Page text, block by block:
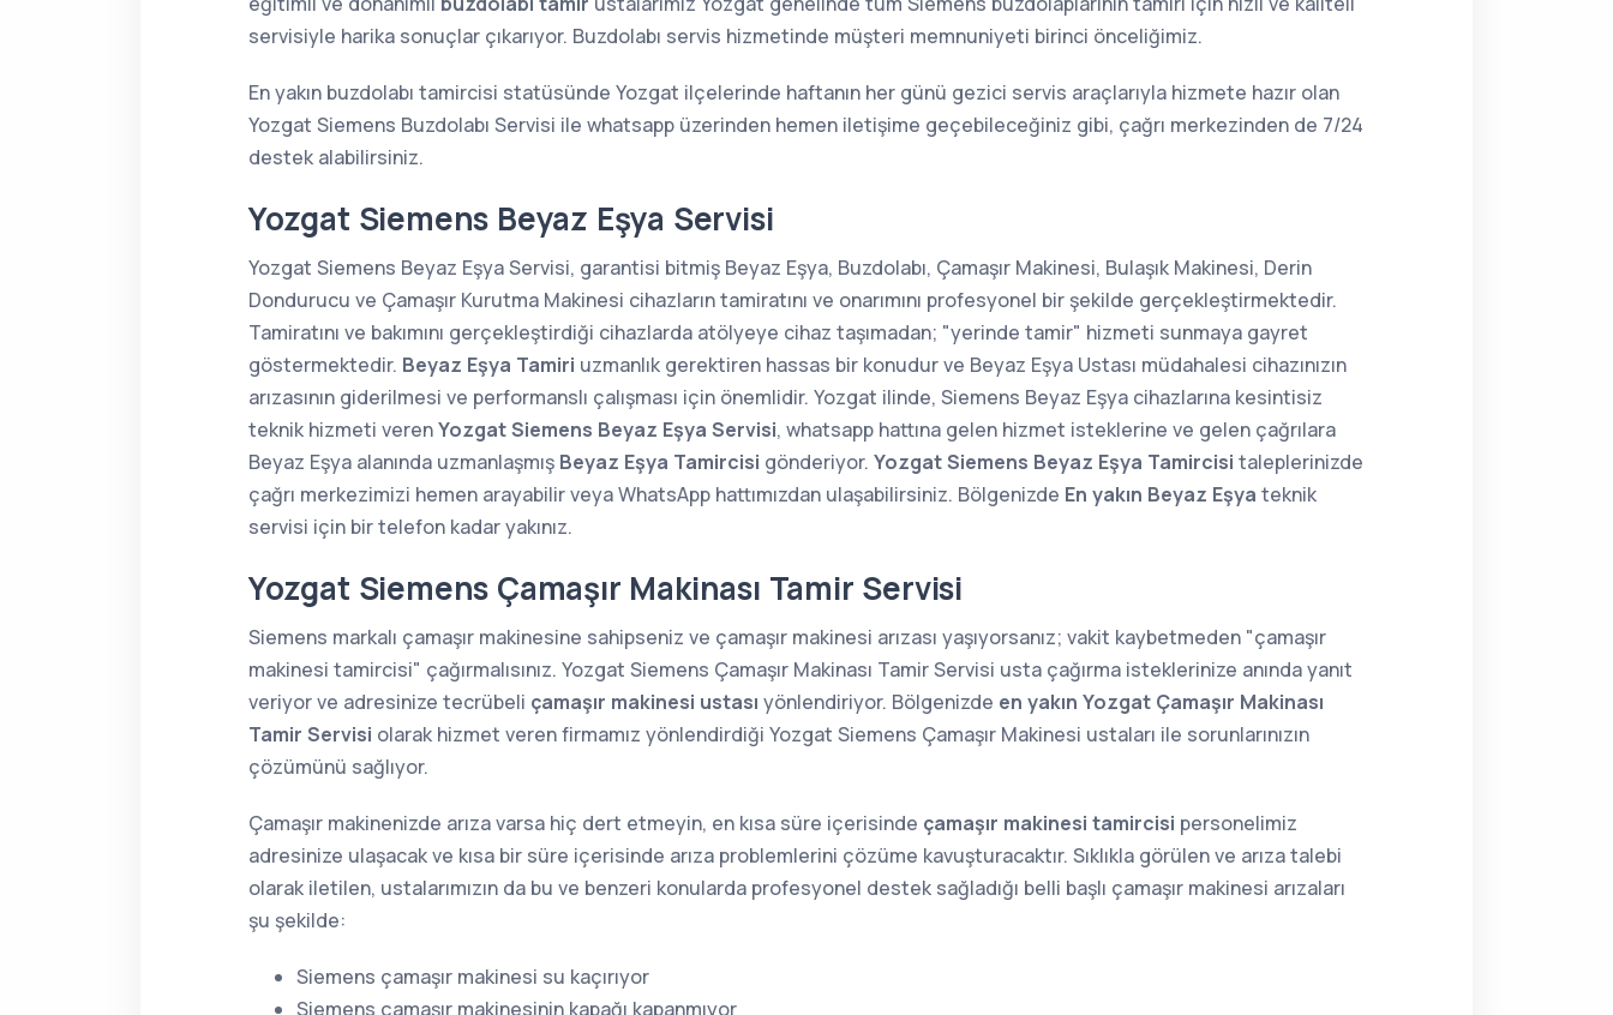
servisiyle harika sonuçlar çıkarıyor. Buzdolabı servis hizmetinde müşteri memnuniyeti birinci önceliğimiz.
En yakın buzdolabı tamircisi statüsünde Yozgat ilçelerinde haftanın her günü gezici servis araçlarıyla hizmete hazır olan
Yozgat Siemens Buzdolabı Servisi ile whatsapp üzerinden hemen iletişime geçebileceğiniz gibi, çağrı merkezinden de 7/24
destek alabilirsiniz.
Yozgat Siemens Beyaz Eşya Servisi
Yozgat Siemens Beyaz Eşya Servisi, garantisi bitmiş Beyaz Eşya, Buzdolabı, Çamaşır Makinesi, Bulaşık Makinesi, Derin
Dondurucu ve Çamaşır Kurutma Makinesi cihazların tamiratını ve onarımını profesyonel bir şekilde gerçekleştirmektedir.
Tamiratını ve bakımını gerçekleştirdiği cihazlarda atölyeye cihaz taşımadan; "yerinde tamir" hizmeti sunmaya gayret
göstermektedir. Beyaz Eşya Tamiri uzmanlık gerektiren hassas bir konudur ve Beyaz Eşya Ustası müdahalesi cihazınızın
arızasının giderilmesi ve performanslı çalışması için önemlidir. Yozgat ilinde, Siemens Beyaz Eşya cihazlarına kesintisiz
teknik hizmeti verenYozgat Siemens Beyaz Eşya Servisi, whatsapp hattına gelen hizmet isteklerine ve gelen çağrılara
Beyaz Eşya alanında uzmanlaşmış Beyaz Eşya Tamircisi gönderiyor. Yozgat Siemens Beyaz Eşya Tamircisi taleplerinizde
çağrı merkezimizi hemen arayabilir veya WhatsApp hattımızdan ulaşabilirsiniz. Bölgenizde En yakın Beyaz Eşya teknik
servisi için bir telefon kadar yakınız.
Yozgat Siemens Çamaşır Makinası Tamir Servisi
Siemens markalı çamaşır makinesine sahipseniz ve çamaşır makinesi arızası yaşıyorsanız; vakit kaybetmeden "çamaşır
makinesi tamircisi" çağırmalısınız. Yozgat Siemens Çamaşır Makinası Tamir Servisi usta çağırma isteklerinize anında yanıt
veriyor ve adresinize tecrübeli çamaşır makinesi ustası yönlendiriyor. Bölgenizde en yakın Yozgat Çamaşır Makinası
Tamir Servisi olarak hizmet veren firmamız yönlendirdiği Yozgat Siemens Çamaşır Makinesi ustaları ile sorunlarınızın
çözümünü sağlıyor.
Çamaşır makinenizde arıza varsa hiç dert etmeyin, en kısa süre içerisinde çamaşır makinesi tamircisi personelimiz
adresinize ulaşacak ve kısa bir süre içerisinde arıza problemlerini çözüme kavuşturacaktır. Sıklıkla görülen ve arıza talebi
olarak iletilen, ustalarımızın da bu ve benzeri konularda profesyonel destek sağladığı belli başlı çamaşır makinesi arızaları
şu şekilde:
Siemens çamaşır makinesi su kaçırıyor
Siemens çamaşır makinesinin kapağı kapanmıyor